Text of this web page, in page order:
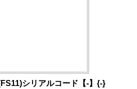
シリアルコード【-】{-}